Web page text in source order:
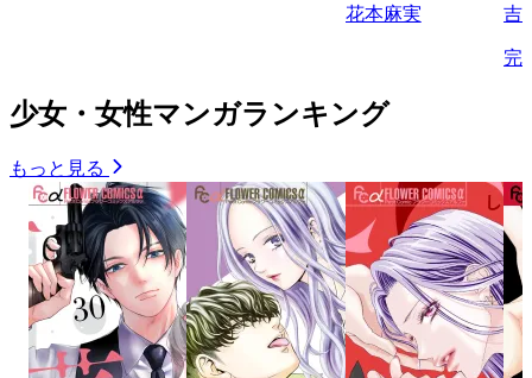
花本麻実 吉
完
少女・女性マンガランキング
もっと見る